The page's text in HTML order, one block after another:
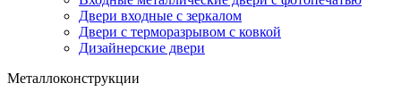
Двери входные с зеркалом
Двери с терморазрывом с ковкой
Дизайнерские двери
Металлоконструкции